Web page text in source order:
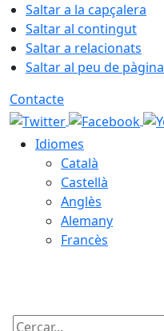
Saltar a la capçalera
Saltar al contingut
Saltar a relacionats
Saltar al peu de pàgina
Contacte
Idiomes
Català
Castellà
Anglès
Alemany
Francès